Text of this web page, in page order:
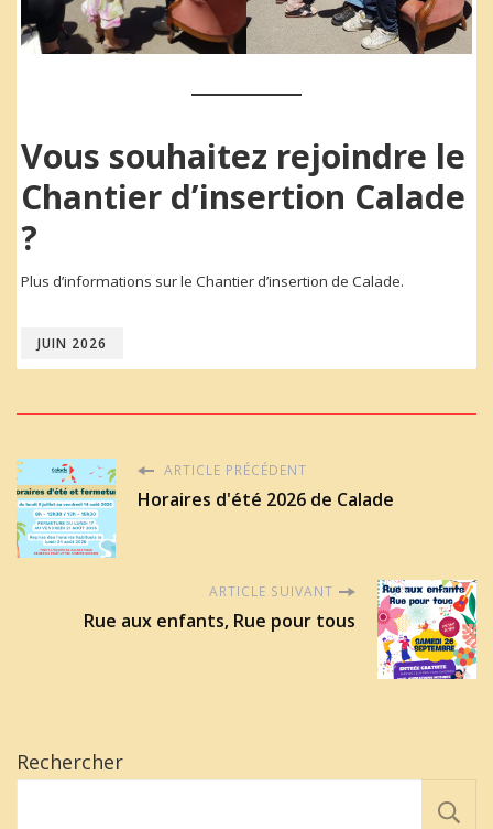
Vous souhaitez rejoindre le
Chantier d’insertion Calade
?
Plus d’informations sur le Chantier d’insertion de Calade.
JUIN 2026
ARTICLE PRÉCÉDENT
Horaires d'été 2026 de Calade
ARTICLE SUIVANT
Rue aux enfants, Rue pour tous
Rechercher